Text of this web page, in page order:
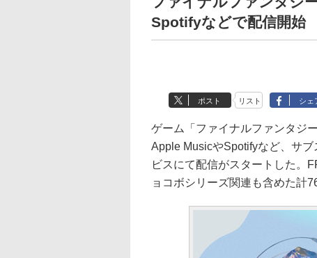
Spotifyなどで配信開始
ポスト リスト シェ
ゲーム「ファイナルファンタジ
Apple MusicやSpotifyなど、サ
ビスにて配信がスタートした。
ョコボシリーズ関連も含めた計